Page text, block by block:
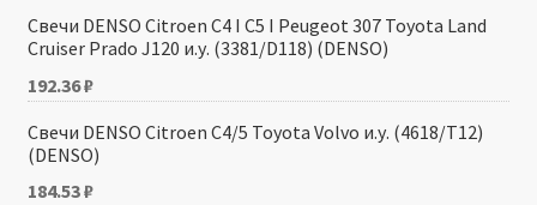
Свечи DENSO Citroen C4 I C5 I Peugeot 307 Toyota Land
Cruiser Prado J120 и.у. (3381/D118) (DENSO)
192.36₽
Свечи DENSO Citroen C4/5 Toyota Volvo и.у. (4618/T12)
(DENSO)
184.53₽